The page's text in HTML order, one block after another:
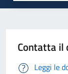
Contatta il
Leggi le